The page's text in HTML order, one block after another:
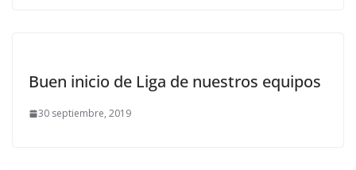
Buen inicio de Liga de nuestros equipos
30 septiembre, 2019